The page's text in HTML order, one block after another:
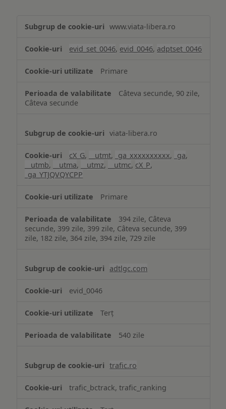
Măsurare
analiză
www.viata-libera.ro
evid_set_0046, evid_0046, adptset_0046
Primare
Câteva secunde, 90 zile,
Câteva secunde
viata-libera.ro
cX_G, __utmt, _ga_xxxxxxxxxx, _ga,
__utmb, __utma, __utmz, __utmc, cX_P,
_ga_YTJQVQYCPP
Primare
394 zile, Câteva
secunde, 399 zile, 399 zile, Câteva secunde, 399
zile, 182 zile, 364 zile, 394 zile, 729 zile
adtlgc.com
evid_0046
Terț
540 zile
trafic.ro
trafic_bctrack, trafic_ranking